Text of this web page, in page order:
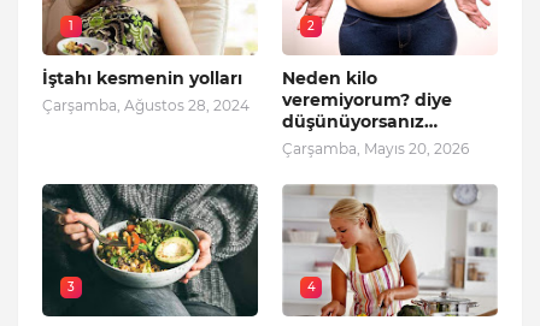
1
İştahı kesmenin yolları
Çarşamba, Ağustos 28, 2024
2
Neden kilo
veremiyorum? diye
düşünüyorsanız…
Çarşamba, Mayıs 20, 2026
3 4